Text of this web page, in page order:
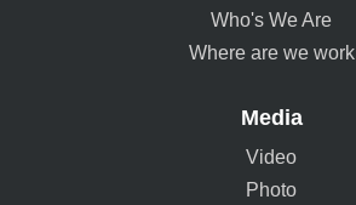
Who's We Are
Where are we work
Media
Video
Photo